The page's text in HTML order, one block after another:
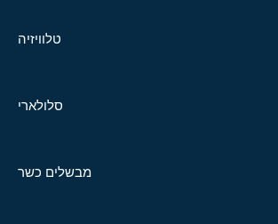
טלוויזיה
סלולארי
מבשלים כשר